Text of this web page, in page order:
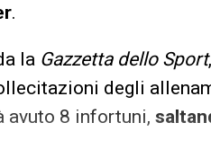
.
la Gazzetta dello Sport
degli
avuto 8 infortuni,